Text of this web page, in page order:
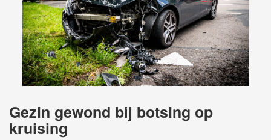
Gezin gewond bij botsing op
kruising